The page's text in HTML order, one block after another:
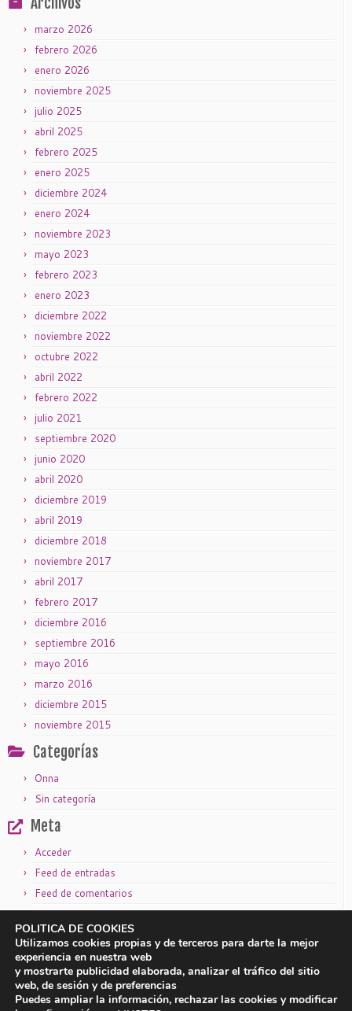
marzo 2026
febrero 2026
enero 2026
noviembre 2025
julio 2025
abril 2025
febrero 2025
enero 2025
diciembre 2024
enero 2024
noviembre 2023
mayo 2023
febrero 2023
enero 2023
diciembre 2022
noviembre 2022
octubre 2022
abril 2022
febrero 2022
julio 2021
septiembre 2020
junio 2020
abril 2020
diciembre 2019
abril 2019
diciembre 2018
noviembre 2017
abril 2017
febrero 2017
diciembre 2016
septiembre 2016
mayo 2016
marzo 2016
diciembre 2015
noviembre 2015
Categorías
Onna
Sin categoría
Meta
Acceder
Feed de entradas
Feed de comentarios
WordPress.org
Aviso legal| Política de privacidad
POLITICA DE COOKIES
Utilizamos cookies propias y de terceros para darte la mejor
experiencia en nuestra web
y mostrarte publicidad elaborada, analizar el tráfico del sitio
web, de sesión y de preferencias
Puedes ampliar la información, rechazar las cookies y modificar